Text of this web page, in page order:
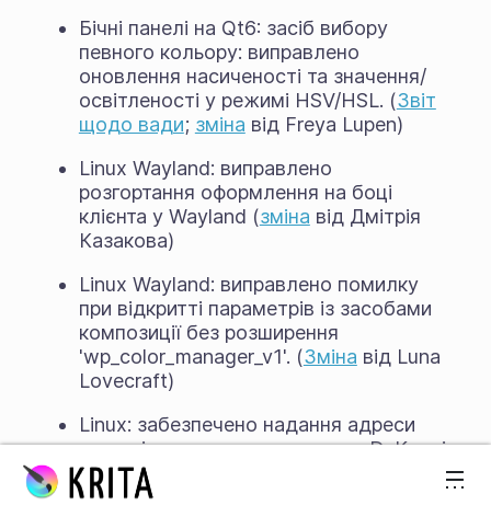
Бічні панелі на Qt6: засіб вибору
певного кольору: виправлено
оновлення насиченості та значення/
освітленості у режимі HSV/HSL. (Звіт
щодо вади; зміна від Freya Lupen)
Linux Wayland: виправлено
розгортання оформлення на боці
клієнта у Wayland (зміна від Дмітрія
Казакова)
Linux Wayland: виправлено помилку
при відкритті параметрів із засобами
композиції без розширення
'wp_color_manager_v1'. (Зміна від Luna
Lovecraft)
Linux: забезпечено надання адреси
для звітування щодо вад для Dr.Konqi
( звіт щодо вади
Казакова)